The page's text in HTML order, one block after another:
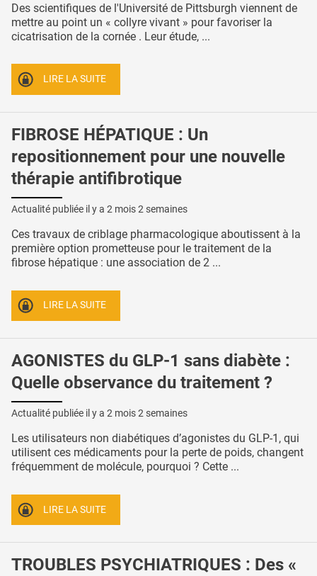
Des scientifiques de l'Université de Pittsburgh viennent de
mettre au point un « collyre vivant » pour favoriser la
cicatrisation de la cornée . Leur étude, ...
LIRE LA SUITE
FIBROSE HÉPATIQUE : Un
repositionnement pour une nouvelle
thérapie antifibrotique
Actualité publiée il y a 2 mois 2 semaines
Ces travaux de criblage pharmacologique aboutissent à la
première option prometteuse pour le traitement de la
fibrose hépatique : une association de 2 ...
LIRE LA SUITE
AGONISTES du GLP-1 sans diabète :
Quelle observance du traitement ?
Actualité publiée il y a 2 mois 2 semaines
Les utilisateurs non diabétiques d’agonistes du GLP-1, qui
utilisent ces médicaments pour la perte de poids, changent
fréquemment de molécule, pourquoi ? Cette ...
LIRE LA SUITE
TROUBLES PSYCHIATRIQUES : Des «